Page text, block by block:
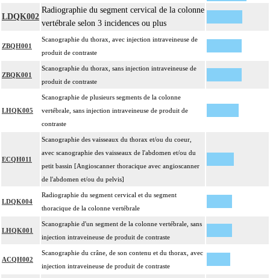
LDQK002
Radiographie du segment cervical de la colonne
vertébrale selon 3 incidences ou plus
ZBQH001
Scanographie du thorax, avec injection intraveineuse de
produit de contraste
ZBQK001
Scanographie du thorax, sans injection intraveineuse de
produit de contraste
LHQK005
Scanographie de plusieurs segments de la colonne
vertébrale, sans injection intraveineuse de produit de
contraste
ECQH011
Scanographie des vaisseaux du thorax et/ou du coeur,
avec scanographie des vaisseaux de l'abdomen et/ou du
petit bassin [Angioscanner thoracique avec angioscanner
de l'abdomen et/ou du pelvis]
LDQK004
Radiographie du segment cervical et du segment
thoracique de la colonne vertébrale
LHQK001
Scanographie d'un segment de la colonne vertébrale, sans
injection intraveineuse de produit de contraste
ACQH002
Scanographie du crâne, de son contenu et du thorax, avec
injection intraveineuse de produit de contraste